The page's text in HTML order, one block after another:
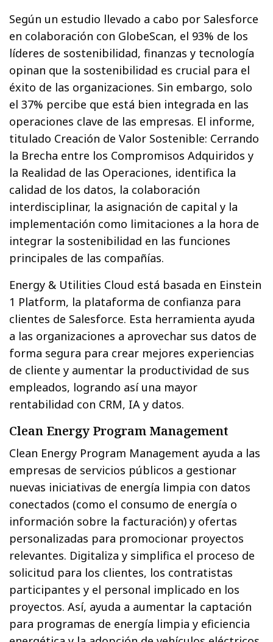
Según un estudio llevado a cabo por Salesforce
en colaboración con GlobeScan, el 93% de los
líderes de sostenibilidad, finanzas y tecnología
opinan que la sostenibilidad es crucial para el
éxito de las organizaciones. Sin embargo, solo
el 37% percibe que está bien integrada en las
operaciones clave de las empresas. El informe,
titulado Creación de Valor Sostenible: Cerrando
la Brecha entre los Compromisos Adquiridos y
la Realidad de las Operaciones, identifica la
calidad de los datos, la colaboración
interdisciplinar, la asignación de capital y la
implementación como limitaciones a la hora de
integrar la sostenibilidad en las funciones
principales de las compañías.
Energy & Utilities Cloud está basada en Einstein
1 Platform, la plataforma de confianza para
clientes de Salesforce. Esta herramienta ayuda
a las organizaciones a aprovechar sus datos de
forma segura para crear mejores experiencias
de cliente y aumentar la productividad de sus
empleados, logrando así una mayor
rentabilidad con CRM, IA y datos.
Clean Energy Program Management
Clean Energy Program Management ayuda a las
empresas de servicios públicos a gestionar
nuevas iniciativas de energía limpia con datos
conectados (como el consumo de energía o
información sobre la facturación) y ofertas
personalizadas para promocionar proyectos
relevantes. Digitaliza y simplifica el proceso de
solicitud para los clientes, los contratistas
participantes y el personal implicado en los
proyectos. Así, ayuda a aumentar la captación
para programas de energía limpia y eficiencia